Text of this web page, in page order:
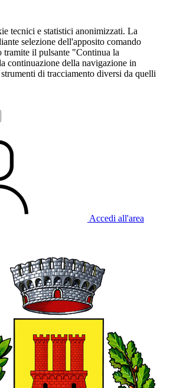
tecnici e statistici anonimizzati. La
selezione dell'apposito comando
il pulsante "Continua la
continuazione della navigazione in
di tracciamento diversi da quelli
Accedi all'area